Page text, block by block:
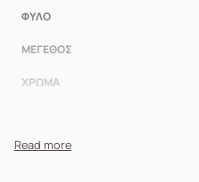
ΦΎΛΟ
ΜΈΓΕΘΟΣ
ΧΡΏΜΑ